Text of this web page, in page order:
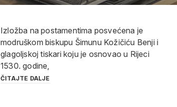
Izložba na postamentima posvećena je
modruškom biskupu Šimunu Kožičiću Benji i
glagoljskoj tiskari koju je osnovao u Rijeci
1530. godine,
ČITAJTE DALJE